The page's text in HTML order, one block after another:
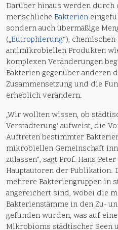
Darüber hinaus werden
menschliche Bakterien
sondern auch übermäßige
(„Eutrophierung“),
antimikrobiellen Produkten
komplexen Veränderungen
Bakterien gegenüber anderen
Zusammensetzung und die
erheblich verändern.
„Wir wollten wissen, ob
Verstädterung‘ aufweist, die
Auftreten bestimmter
mikrobiellen Gemeinschaft
zulassen“, sagt Prof. Hans
Hauptautoren der Publikation.
mehrere Bakteriengruppen in
angereichert sind, wobei die
Bakterienstämme in den Zu-
gefunden wurden, was auf
Mikrobioms städtischer Seen